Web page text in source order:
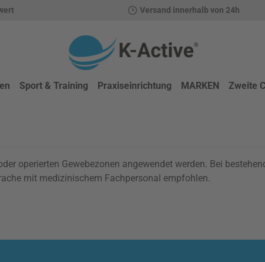
Versand innerhalb von 24h
Sport & Training Praxiseinrichtung MARKEN Zweite
operierten Gewebezonen angewendet werden. Bei
mit medizinischem Fachpersonal empfohlen.